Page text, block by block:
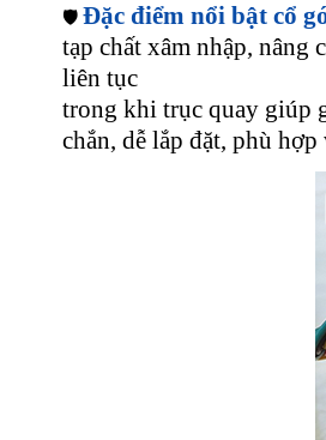
🛡️ Đặc điểm nổi bật cổ
tạp chất xâm nhập,
liên tục
trong khi trục quay giúp
chắn, dễ lắp đặt, phù